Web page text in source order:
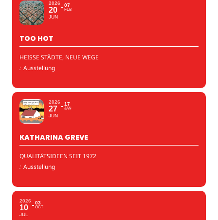
2026
20
JUN
07
FEB
TOO HOT
HEISSE STÄDTE, NEUE WEGE
: Ausstellung
2026
27
JUN
17
JAN
KATHARINA GREVE
QUALITÄTSIDEEN SEIT 1972
: Ausstellung
2026
10
JUL
03
OCT